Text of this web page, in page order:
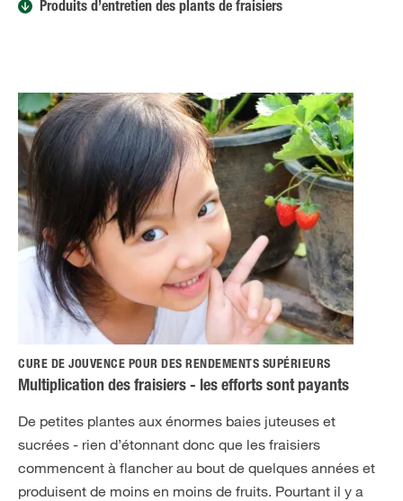
Produits d’entretien des plants de fraisiers
CURE DE JOUVENCE POUR DES RENDEMENTS SUPÉRIEURS
Multiplication des fraisiers - les efforts sont payants
De petites plantes aux énormes baies juteuses et
sucrées - rien d’étonnant donc que les fraisiers
commencent à flancher au bout de quelques années et
produisent de moins en moins de fruits. Pourtant il y a